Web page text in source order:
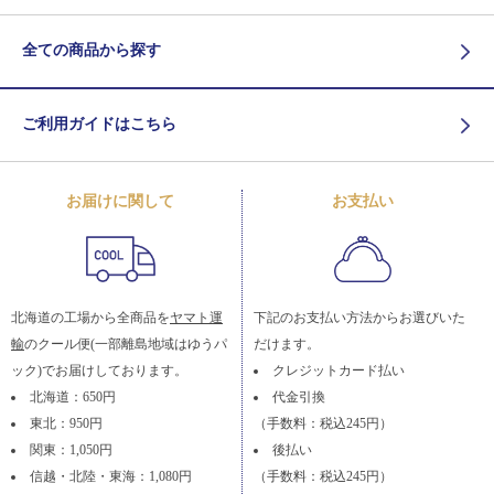
全ての商品から探す
ご利用ガイドはこちら
お届けに関して
北海道の工場から全商品をヤマト運
輸のクール便(一部離島地域はゆうパ
ック)でお届けしております。
北海道：650円
東北：950円
関東：1,050円
信越・北陸・東海：1,080円
お支払い
下記のお支払い方法からお選びいた
だけます。
クレジットカード払い
代金引換
（手数料：税込245円）
後払い
（手数料：税込245円）